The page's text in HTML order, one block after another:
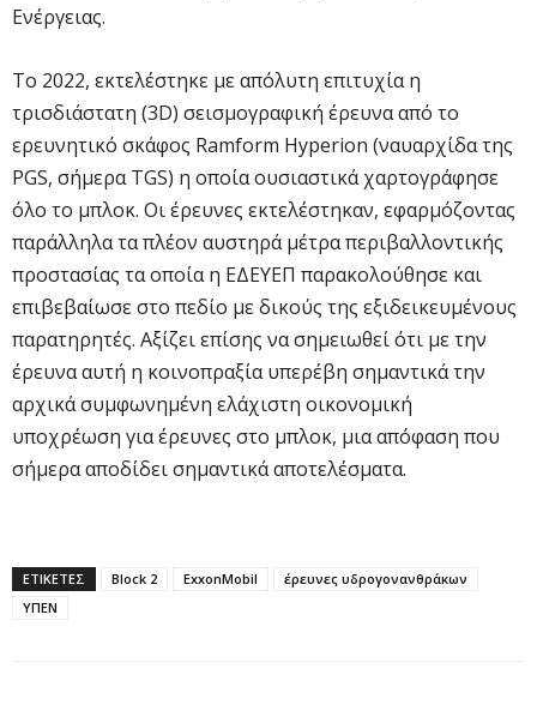
Ενέργειας.
Το 2022, εκτελέστηκε με απόλυτη επιτυχία η
τρισδιάστατη (3D) σεισμογραφική έρευνα από το
ερευνητικό σκάφος Ramform Hyperion (ναυαρχίδα της
PGS, σήμερα TGS) η οποία ουσιαστικά χαρτογράφησε
όλο το μπλοκ. Οι έρευνες εκτελέστηκαν, εφαρμόζοντας
παράλληλα τα πλέον αυστηρά μέτρα περιβαλλοντικής
προστασίας τα οποία η ΕΔΕΥΕΠ παρακολούθησε και
επιβεβαίωσε στο πεδίο με δικούς της εξιδεικευμένους
παρατηρητές. Αξίζει επίσης να σημειωθεί ότι με την
έρευνα αυτή η κοινοπραξία υπερέβη σημαντικά την
αρχικά συμφωνημένη ελάχιστη οικονομική
υποχρέωση για έρευνες στο μπλοκ, μια απόφαση που
σήμερα αποδίδει σημαντικά αποτελέσματα.
ΕΤΙΚΕΤΕΣ Block 2 ExxonMobil
έρευνες υδρογονανθράκων
ΥΠΕΝ